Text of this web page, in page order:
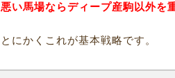
悪い馬場ならディープ産駒以外を
とにかくこれが基本戦略です。